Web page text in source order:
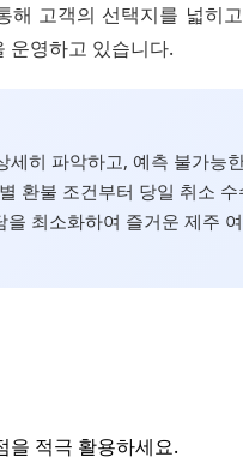
해 고객의 선택지를 넓히
운영하고 있습니다.
히 파악하고, 예측 불가능
환불 조건부터 당일 취소
최소화하여 즐거운 제주
을 적극 활용하세요.